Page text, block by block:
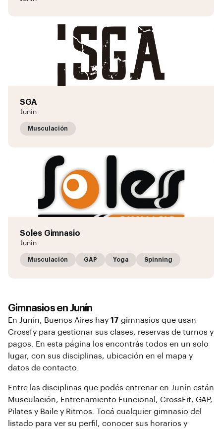
SGA
Junín
Musculación
Soles Gimnasio
Junin
Musculación GAP Yoga Spinning
Gimnasios en Junín
En Junín, Buenos Aires hay 17 gimnasios que usan
Crossfy para gestionar sus clases, reservas de turnos y
pagos. En esta página los encontrás todos en un solo
lugar, con sus disciplinas, ubicación en el mapa y
datos de contacto.
Entre las disciplinas que podés entrenar en Junín están
Musculación, Entrenamiento Funcional, CrossFit, GAP,
Pilates y Baile y Ritmos . Tocá cualquier gimnasio del
listado para ver su perfil, conocer sus horarios y